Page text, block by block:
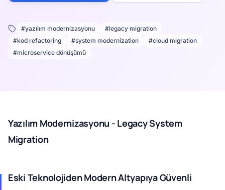
#yazılım modernizasyonu
#legacy migration
#kod refactoring
#system modernization
#cloud migration
#microservice dönüşümü
Yazılım Modernizasyonu - Legacy System
Migration
Eski Teknolojiden Modern Altyapıya Güvenli